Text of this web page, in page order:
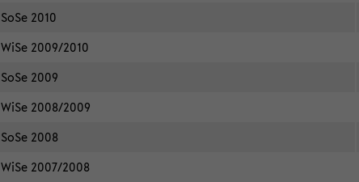
SoSe 2010
WiSe 2009/2010
SoSe 2009
WiSe 2008/2009
SoSe 2008
WiSe 2007/2008